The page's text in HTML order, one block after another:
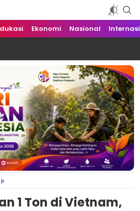
Ekonomi Nasional
1 Ton di Vietnam,